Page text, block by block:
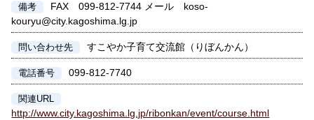
備考
FAX 099-812-7744 メール koso-
kouryu@city.kagoshima.lg.jp
問い合わせ先 すこやか子育て交流館（りぼんかん）
電話番号 099-812-7740
関連URL
http://www.city.kagoshima.lg.jp/ribonkan/event/course.html